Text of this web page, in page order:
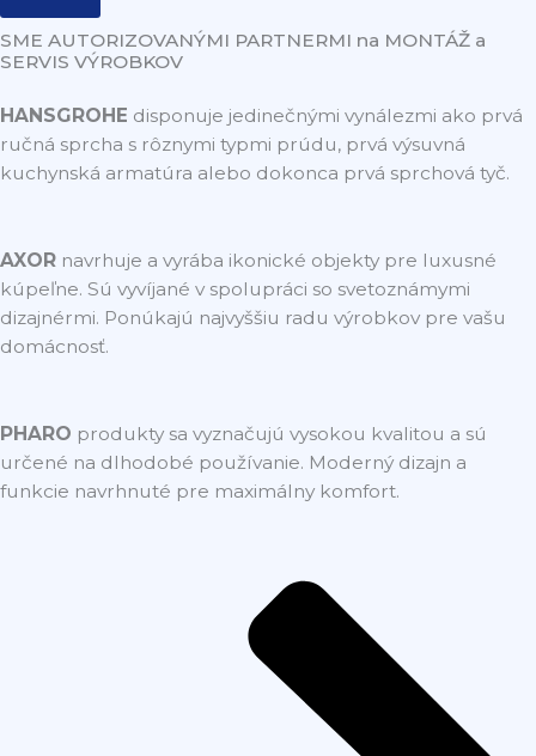
SME AUTORIZOVANÝMI PARTNERMI na MONTÁŽ a
SERVIS VÝROBKOV
HANSGROHE disponuje jedinečnými vynálezmi ako prvá
ručná sprcha s rôznymi typmi prúdu, prvá výsuvná
kuchynská armatúra alebo dokonca prvá sprchová tyč.
AXOR navrhuje a vyrába ikonické objekty pre luxusné
kúpeľne. Sú vyvíjané v spolupráci so svetoznámymi
dizajnérmi. Ponúkajú najvyššiu radu výrobkov pre vašu
domácnosť.
PHARO produkty sa vyznačujú vysokou kvalitou a sú
určené na dlhodobé používanie. Moderný dizajn a
funkcie navrhnuté pre maximálny komfort.